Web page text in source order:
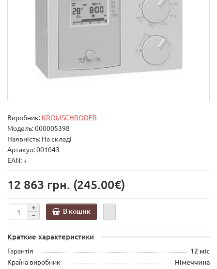
Виробник: KROMSCHRODER
Модель:000005398
Наявність: На складі
Артикул: 001043
EAN: +
12 863 грн. (245.00€)
В кошик
Краткие характеристики
Гарантія 12 міс
Країна виробник
Німеччина